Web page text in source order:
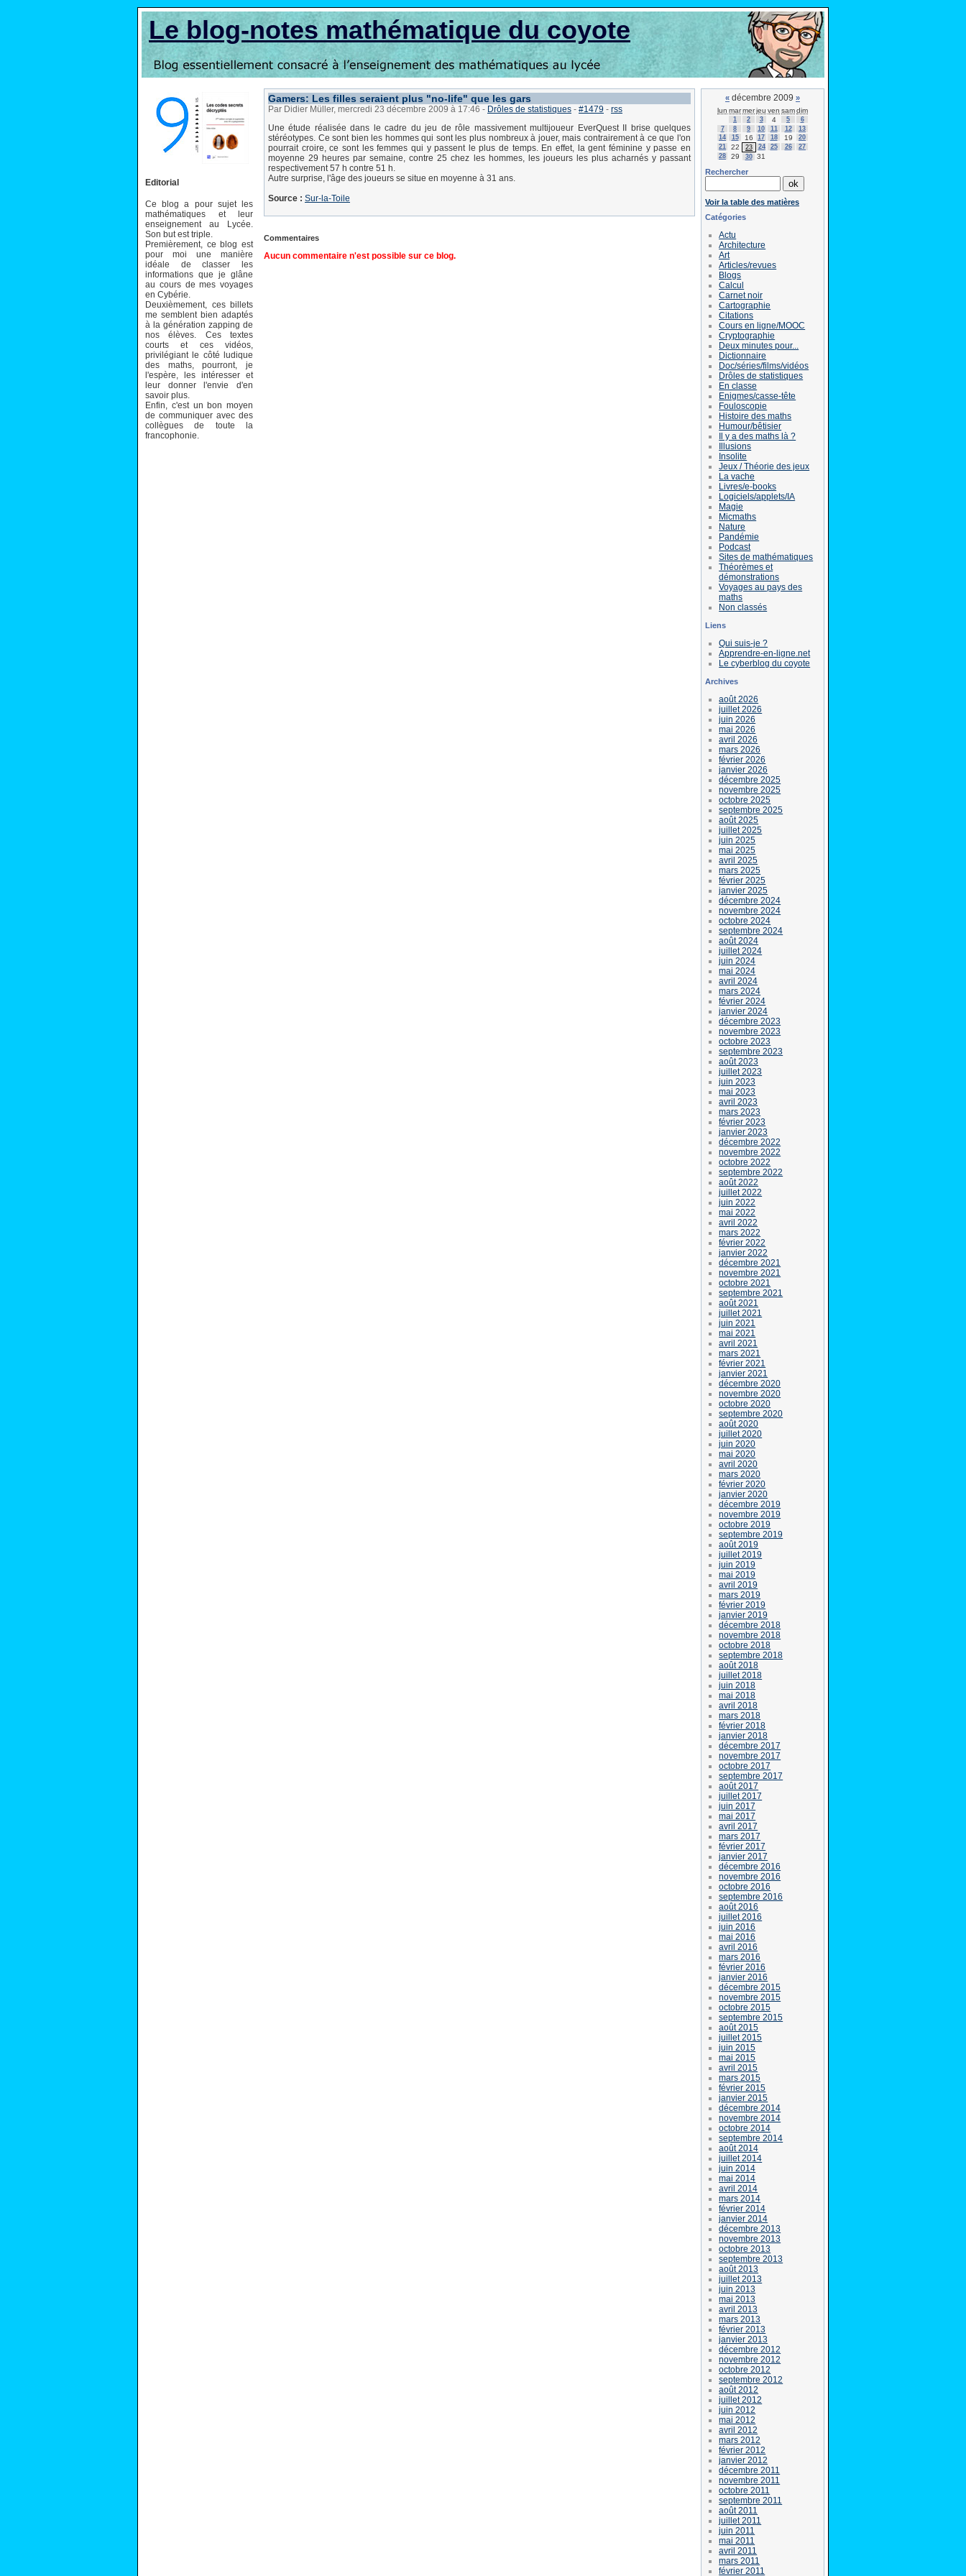
Le blog-notes mathématique du coyote
Editorial
Ce blog a pour sujet les
mathématiques et leur
enseignement au Lycée.
Son but est triple.
Premièrement, ce blog est
pour moi une manière
idéale de classer les
informations que je glâne
au cours de mes voyages
en Cybérie.
Deuxièmement, ces billets
me semblent bien adaptés
à la génération zapping de
nos élèves. Ces textes
courts et ces vidéos,
privilégiant le côté ludique
des maths, pourront, je
l'espère, les intéresser et
leur donner l'envie d'en
savoir plus.
Enfin, c'est un bon moyen
de communiquer avec des
collègues de toute la
francophonie.
Gamers: Les filles seraient plus "no-life" que les gars
Par Didier Müller, mercredi 23 décembre 2009 à 17:46 - Drôles de statistiques - #1479 - rss
Une étude réalisée dans le cadre du jeu de rôle massivement multijoueur EverQuest II brise quelques
stéréotypes. Ce sont bien les hommes qui sont les plus nombreux à jouer, mais contrairement à ce que l'on
pourrait croire, ce sont les femmes qui y passent le plus de temps. En effet, la gent féminine y passe en
moyenne 29 heures par semaine, contre 25 chez les hommes, les joueurs les plus acharnés y passant
respectivement 57 h contre 51 h.
Autre surprise, l'âge des joueurs se situe en moyenne à 31 ans.
Source : Sur-la-Toile
Commentaires
Aucun commentaire n'est possible sur ce blog.
« décembre 2009 »
lun marmerjeu ven samdim
1 2 3 4 5
6
7
8 9 10 11 12
13
14
15 16 17 18 19
20
21
22 23 24 25 26
27
28
29 30 31
Rechercher
Voir la table des matières
Catégories
Actu
Architecture
Art
Articles/revues
Blogs
Calcul
Carnet noir
Cartographie
Citations
Cours en ligne/MOOC
Cryptographie
Deux minutes pour...
Dictionnaire
Doc/séries/films/vidéos
Drôles de statistiques
En classe
Enigmes/casse-tête
Fouloscopie
Histoire des maths
Humour/bêtisier
Il y a des maths là ?
Illusions
Insolite
Jeux / Théorie des jeux
La vache
Livres/e-books
Logiciels/applets/IA
Magie
Micmaths
Nature
Pandémie
Podcast
Sites de mathématiques
Théorèmes et
démonstrations
Voyages au pays des
maths
Non classés
Liens
Qui suis-je ?
Apprendre-en-ligne.net
Le cyberblog du coyote
Archives
août 2026
juillet 2026
juin 2026
mai 2026
avril 2026
mars 2026
février 2026
janvier 2026
décembre 2025
novembre 2025
octobre 2025
septembre 2025
août 2025
juillet 2025
juin 2025
mai 2025
avril 2025
mars 2025
février 2025
janvier 2025
décembre 2024
novembre 2024
octobre 2024
septembre 2024
août 2024
juillet 2024
juin 2024
mai 2024
avril 2024
mars 2024
février 2024
janvier 2024
décembre 2023
novembre 2023
octobre 2023
septembre 2023
août 2023
juillet 2023
juin 2023
mai 2023
avril 2023
mars 2023
février 2023
janvier 2023
décembre 2022
novembre 2022
octobre 2022
septembre 2022
août 2022
juillet 2022
juin 2022
mai 2022
avril 2022
mars 2022
février 2022
janvier 2022
décembre 2021
novembre 2021
octobre 2021
septembre 2021
août 2021
juillet 2021
juin 2021
mai 2021
avril 2021
mars 2021
février 2021
janvier 2021
décembre 2020
novembre 2020
octobre 2020
septembre 2020
août 2020
juillet 2020
juin 2020
mai 2020
avril 2020
mars 2020
février 2020
janvier 2020
décembre 2019
novembre 2019
octobre 2019
septembre 2019
août 2019
juillet 2019
juin 2019
mai 2019
avril 2019
mars 2019
février 2019
janvier 2019
décembre 2018
novembre 2018
octobre 2018
septembre 2018
août 2018
juillet 2018
juin 2018
mai 2018
avril 2018
mars 2018
février 2018
janvier 2018
décembre 2017
novembre 2017
octobre 2017
septembre 2017
août 2017
juillet 2017
juin 2017
mai 2017
avril 2017
mars 2017
février 2017
janvier 2017
décembre 2016
novembre 2016
octobre 2016
septembre 2016
août 2016
juillet 2016
juin 2016
mai 2016
avril 2016
mars 2016
février 2016
janvier 2016
décembre 2015
novembre 2015
octobre 2015
septembre 2015
août 2015
juillet 2015
juin 2015
mai 2015
avril 2015
mars 2015
février 2015
janvier 2015
décembre 2014
novembre 2014
octobre 2014
septembre 2014
août 2014
juillet 2014
juin 2014
mai 2014
avril 2014
mars 2014
février 2014
janvier 2014
décembre 2013
novembre 2013
octobre 2013
septembre 2013
août 2013
juillet 2013
juin 2013
mai 2013
avril 2013
mars 2013
février 2013
janvier 2013
décembre 2012
novembre 2012
octobre 2012
septembre 2012
août 2012
juillet 2012
juin 2012
mai 2012
avril 2012
mars 2012
février 2012
janvier 2012
décembre 2011
novembre 2011
octobre 2011
septembre 2011
août 2011
juillet 2011
juin 2011
mai 2011
avril 2011
mars 2011
février 2011